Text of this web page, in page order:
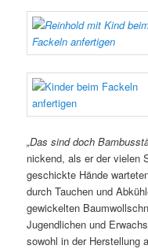
„Das sind doch
nickend, als er der vielen
geschickte Hände
durch Tauchen und
gewickelten
Jugendlichen und
sowohl in der Herstellung